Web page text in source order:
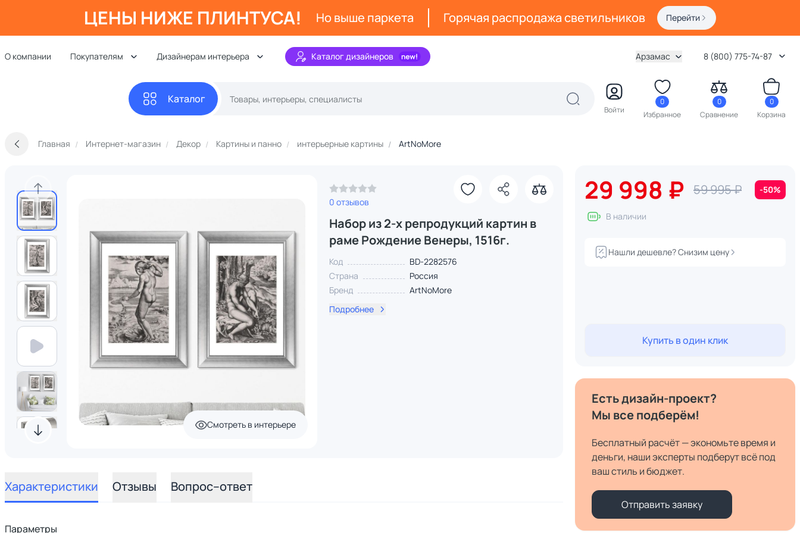
ЦЕНЫ НИЖЕ ПЛИНТУСА! Но выше паркета Горячая распродажа светильников Перейти
О компании Покупателям Дизайнерам интерьера Каталог дизайнеров Арзамас 8 (800) 775-74-87
Каталог
Войти
0
Избранное
0
Сравнение
0
Корзина
Главная Интернет-магазин Декор Картины и панно интерьерные картины ArtNoMore
Смотреть в интерьере
0 отзывов
Набор из 2-х репродукций картин в
раме Рождение Венеры, 1516г.
Код
BD-2282576
Страна
Россия
Бренд
ArtNoMore
Подробнее
Характеристики Отзывы Вопрос–ответ
Параметры
29 998 ₽ 59 995 ₽ -50%
В наличии
Нашли дешевле? Снизим цену
Купить в один клик
Есть дизайн-проект?
Мы все подберём!
Бесплатный расчёт — экономьте время и
деньги, наши эксперты подберут всё под
ваш стиль и бюджет.
Отправить заявку